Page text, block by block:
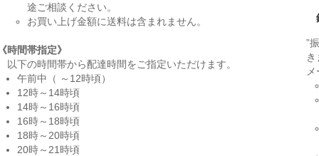
途ご相談ください。
お買い上げ金額に送料は含まれません。
時間帯指定》
下の時間帯から配達時間をご指定いただけます。
午前中（ ～12時頃）
12時～14時頃
14時～16時頃
16時～18時頃
18時～20時頃
20時～21時頃
”